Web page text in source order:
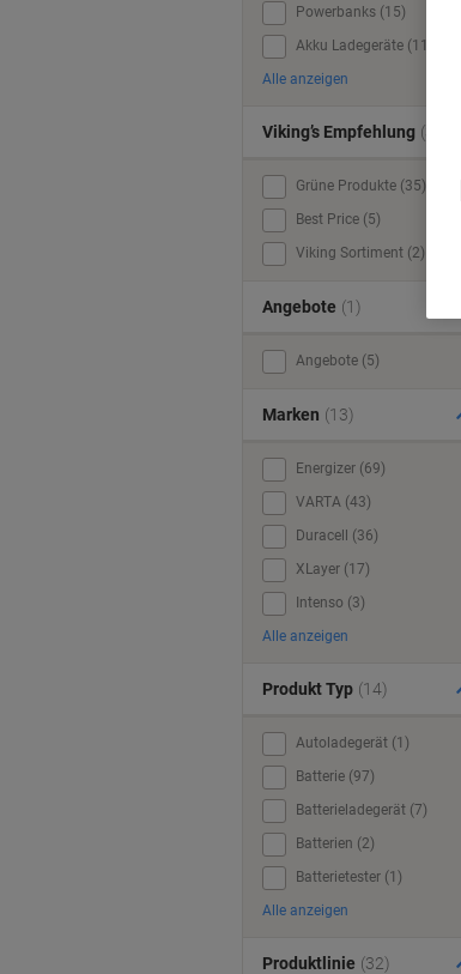
Powerbanks (15)
Akku Ladegeräte (11)
Alle anzeigen
Viking’s Empfehlung (3)
Grüne Produkte (35)
Best Price (5)
Viking Sortiment (2)
Angebote (1)
Angebote (5)
Marken (13)
Energizer (69)
VARTA (43)
Duracell (36)
XLayer (17)
Intenso (3)
Alle anzeigen
Produkt Typ (14)
Autoladegerät (1)
Batterie (97)
Batterieladegerät (7)
Batterien (2)
Batterietester (1)
Alle anzeigen
Produktlinie (32)